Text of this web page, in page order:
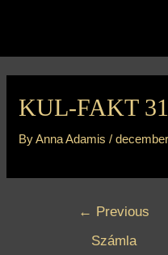
content
KUL-FAKT
ByAnna Adamis/
← Previous
Számla